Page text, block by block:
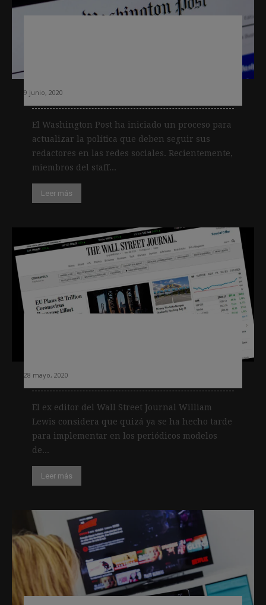
9 junio, 2020
El Washington Post ha iniciado un proceso para
actualizar la política que deben seguir sus
redactores en las redes sociales. Recientemente,
miembros del staff...
Leer más
28 mayo, 2020
El ex editor del Wall Street Journal William
Lewis considera que quizá ya se ha hecho tarde
para implementar en los periódicos modelos
de...
Leer más